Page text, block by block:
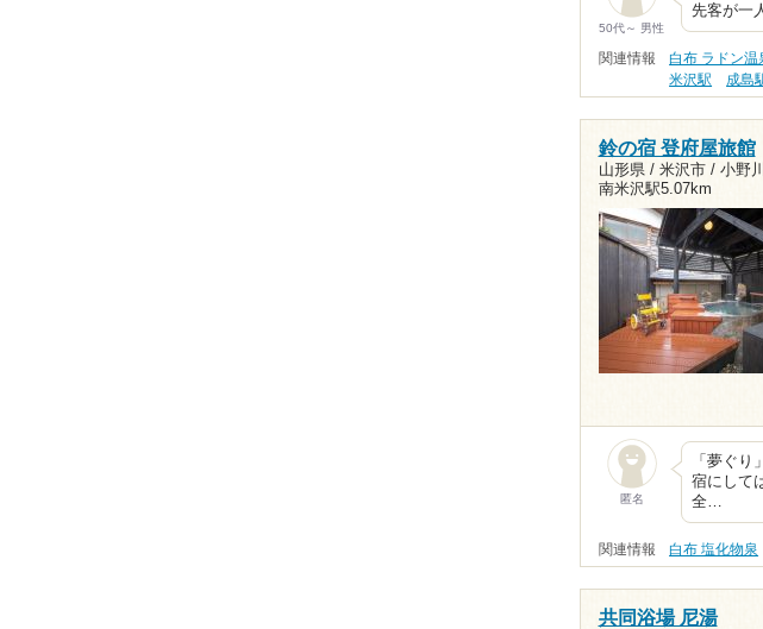
50代～ 男性
先客が一
関連情報 白布 ラドン温
米沢駅
成島
鈴の宿 登府屋旅館
山形県 / 米沢市 / 小野
南米沢駅5.07km
匿名
「夢ぐ
宿にして
全…
関連情報 白布 塩化物泉
共同浴場 尼湯